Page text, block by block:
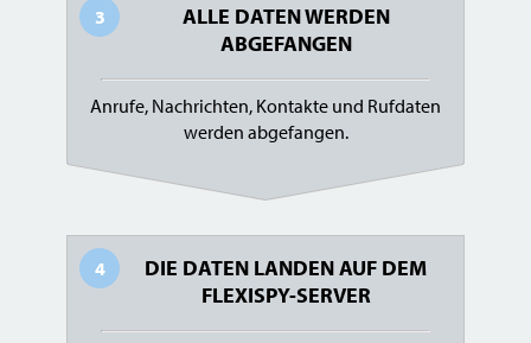
3
ALLE DATEN WERDEN
ABGEFANGEN
Anrufe, Nachrichten, Kontakte und Rufdaten
werden abgefangen.
4
DIE DATEN LANDEN AUF DEM
FLEXISPY-SERVER